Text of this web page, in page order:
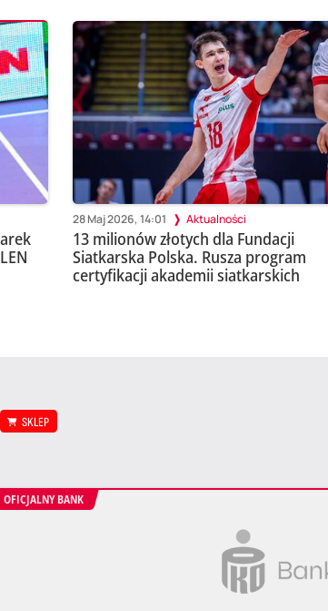
28 Maj 2026, 14:01 Aktualności
13 milionów złotych dla Fundacji
Siatkarska Polska. Rusza program
certyfikacji akademii siatkarskich
SKLEP
OFICJALNY BANK